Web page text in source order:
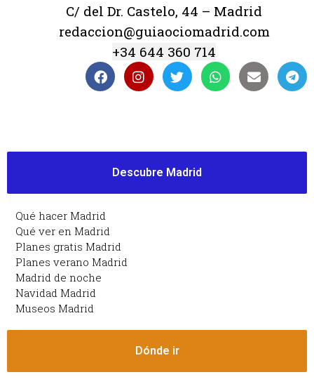
C/ del Dr. Castelo, 44 – Madrid
redaccion@guiaociomadrid.com
+34 644 360 714
Descubre Madrid
Qué hacer Madrid
Qué ver en Madrid
Planes gratis Madrid
Planes verano Madrid
Madrid de noche
Navidad Madrid
Museos Madrid
Dónde ir